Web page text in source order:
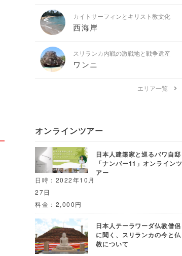
カイトサーフィンとキリスト教文化
西海岸
スリランカ内戦の激戦地と戦争遺産
ワンニ
エリア一覧
オンラインツアー
日本人建築家と巡るバワ自邸
「ナンバー11」オンラインツ
アー
日時：2022年10月
27日
料金：2,000円
日本人テーラワーダ仏教僧侶
に聞く、スリランカの今と仏
教について